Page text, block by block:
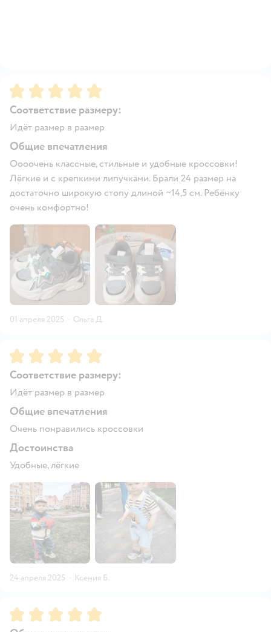
Рейтинг:5
Соответствие размеру:
Идёт размер в размер
Общие впечатления
Оооочень классные, стильные и удобные кроссовки!
Лёгкие и с крепкими липучками. Брали 24 размер на
достаточно широкую стопу длиной ~14,5 см. Ребёнку
очень комфортно!
01 апреля 2025 · Ольга Д.
Рейтинг:5
Соответствие размеру:
Идёт размер в размер
Общие впечатления
Очень понравились кроссовки
Достоинства
Удобные, лёгкие
24 апреля 2025 · Ксения Б.
Рейтинг:5